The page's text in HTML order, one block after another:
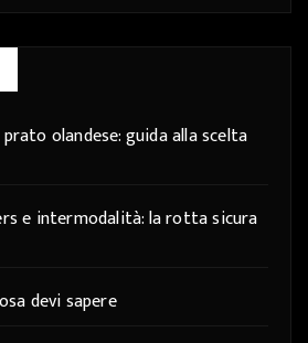
olandese: guida alla scelta
e intermodalità: la rotta sicura
devi sapere